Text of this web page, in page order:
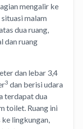
mengalir ke
malam
dua ruang,
dan ruang
dan lebar 3,4
3 dan berisi udara
terdapat dua
toilet. Ruang ini
lingkungan,